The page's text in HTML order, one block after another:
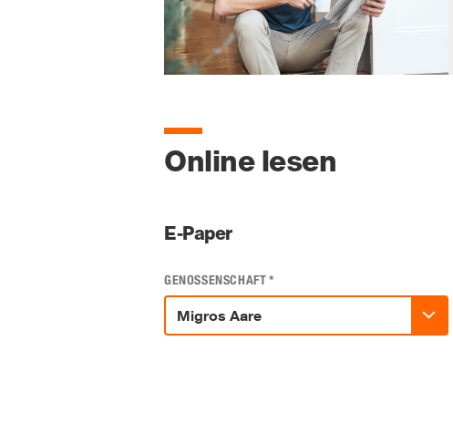
Online lesen
E-Paper
GENOSSENSCHAFT*